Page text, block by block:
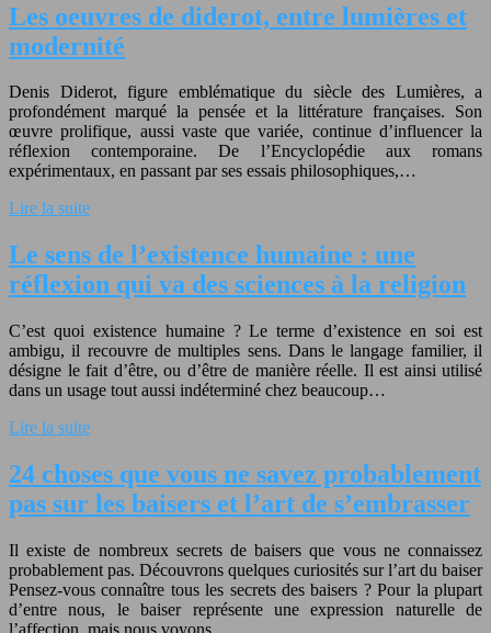
Les oeuvres de diderot, entre lumières et
modernité
Denis Diderot, figure emblématique du siècle des Lumières, a
profondément marqué la pensée et la littérature françaises. Son
œuvre prolifique, aussi vaste que variée, continue d’influencer la
réflexion contemporaine. De l’Encyclopédie aux romans
expérimentaux, en passant par ses essais philosophiques,…
Lire la suite
Le sens de l’existence humaine : une
réflexion qui va des sciences à la religion
C’est quoi existence humaine ? Le terme d’existence en soi est
ambigu, il recouvre de multiples sens. Dans le langage familier, il
désigne le fait d’être, ou d’être de manière réelle. Il est ainsi utilisé
dans un usage tout aussi indéterminé chez beaucoup…
Lire la suite
24 choses que vous ne savez probablement
pas sur les baisers et l’art de s’embrasser
Il existe de nombreux secrets de baisers que vous ne connaissez
probablement pas. Découvrons quelques curiosités sur l’art du baiser
Pensez-vous connaître tous les secrets des baisers ? Pour la plupart
d’entre nous, le baiser représente une expression naturelle de
l’affection, mais nous voyons…